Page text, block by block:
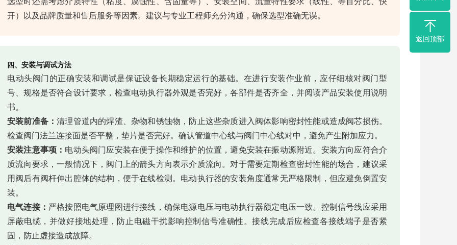
开）以及品牌质量和售后服务等因素。建议与专业工程师充分沟通，确保选型准确无误。
四、安装与调试方法
电动头阀门的正确安装和调试是保证设备长期稳定运行的基础。在进行安装作业前，应仔细核对阀门型
号、规格是否符合设计要求，检查电动执行器外观是否完好，各部件是否齐全，并阅读产品安装使用说明
书。
安装前准备：清理管道内的焊渣、杂物和锈蚀物，防止这些杂质进入阀体影响密封性能或造成阀芯损伤。
检查阀门法兰连接面是否平整，垫片是否完好。确认管道中心线与阀门中心线对中，避免产生附加应力。
安装注意事项： 电动头阀门应安装在便于操作和维护的位置，避免安装在振动源附近。安装方向应符合介
质流向要求，一般情况下，阀门上的箭头方向表示介质流向。对于需要定期检查密封性能的场合，建议采
用阀后有阀杆伸出腔体的结构，便于在线检测。电动执行器的安装角度通常无严格限制，但应避免倒置安
装。
电气连接： 严格按照电气原理图进行接线，确保电源电压与电动执行器额定电压一致。控制信号线应采用
屏蔽电缆，并做好接地处理，防止电磁干扰影响控制信号准确性。接线完成后应检查各接线端子是否紧
固，防止虚接造成故障。
返回顶部